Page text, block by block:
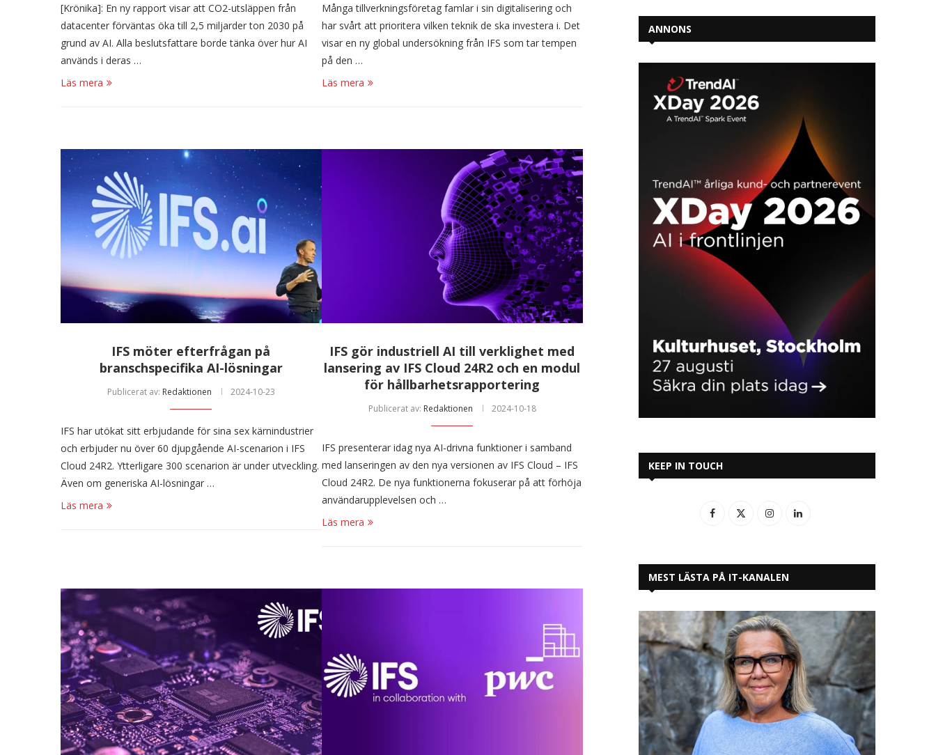
[Krönika]: En ny rapport visar att CO2-utsläppen från
datacenter förväntas öka till 2,5 miljarder ton 2030 på
grund av AI. Alla beslutsfattare borde tänka över hur AI
används i deras …
Läs mera
Många tillverkningsföretag famlar i sin digitalisering och
har svårt att prioritera vilken teknik de ska investera i. Det
visar en ny global undersökning från IFS som tar tempen
på den …
Läs mera
IFS möter efterfrågan på
branschspecifika AI-lösningar
Publicerat av: Redaktionen 2024-10-23
IFS har utökat sitt erbjudande för sina sex kärnindustrier
och erbjuder nu över 60 djupgående AI-scenarion i IFS
Cloud 24R2. Ytterligare 300 scenarion är under utveckling.
Även om generiska AI-lösningar …
Läs mera
IFS gör industriell AI till verklighet med
lansering av IFS Cloud 24R2 och en modul
för hållbarhetsrapportering
Publicerat av: Redaktionen 2024-10-18
IFS presenterar idag nya AI-drivna funktioner i samband
med lanseringen av den nya versionen av IFS Cloud – IFS
Cloud 24R2. De nya funktionerna fokuserar på att förhöja
användarupplevelsen och …
Läs mera
ANNONS
KEEP IN TOUCH
MEST LÄSTA PÅ IT-KANALEN